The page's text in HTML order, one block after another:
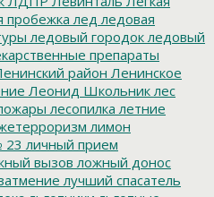
пробежка лед ледовая
ледовый городок ледовый
препараты
район Ленинское
Леонид Школьник лес
лесопилка летние
лимон
23 личный прием
вызов ложный донос
лучший спасатель